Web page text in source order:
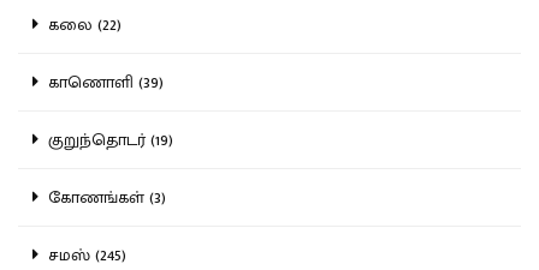
கலை (22)
காணொளி (39)
குறுந்தொடர் (19)
கோணங்கள் (3)
சமஸ் (245)